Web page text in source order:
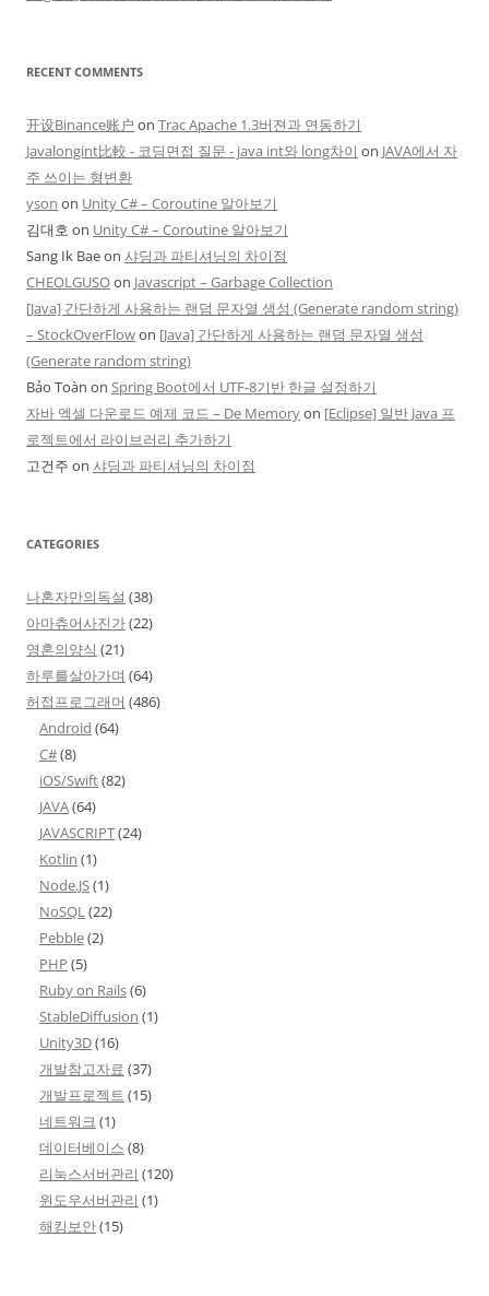
RECENT COMMENTS
开设Binance账户 on Trac Apache 1.3버젼과 연동하기
Javalongint比較 - 코딩면접 질문 - java int와 long차이 on JAVA에서 자
주 쓰이는 형변환
yson on Unity C# – Coroutine 알아보기
김대호 on Unity C# – Coroutine 알아보기
Sang Ik Baeon 샤딩과 파티셔닝의 차이점
CHEOLGUSOon Javascript – Garbage Collection
[Java] 간단하게 사용하는 랜덤 문자열 생성 (Generate random string)
– StockOverFlowon [Java] 간단하게 사용하는 랜덤 문자열 생성
(Generate random string)
Bảo Toàn on Spring Boot에서 UTF-8기반 한글 설정하기
자바 엑셀 다운로드 예제 코드 – De Memoryon [Eclipse] 일반 Java 프
로젝트에서 라이브러리 추가하기
고건주 on 샤딩과 파티셔닝의 차이점
CATEGORIES
나혼자만의독설 (38)
아마츄어사진가(22)
영혼의양식 (21)
하루를살아가며 (64)
허접프로그래머 (486)
Android (64)
C#(8)
iOS/Swift(82)
JAVA(64)
JAVASCRIPT(24)
Kotlin (1)
Node.JS(1)
NoSQL(22)
Pebble(2)
PHP (5)
Ruby on Rails(6)
StableDiffusion (1)
Unity3D(16)
개발참고자료 (37)
개발프로젝트 (15)
네트워크 (1)
데이터베이스 (8)
리눅스서버관리 (120)
윈도우서버관리 (1)
해킹보안(15)